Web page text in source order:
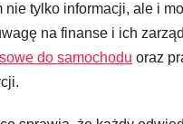
tylko informacji, ale i
na finanse i ich
do samochodu oraz